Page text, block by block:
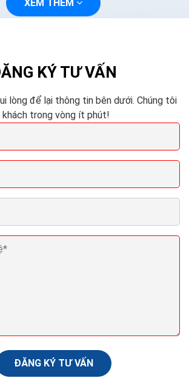
về mặt tài chính và đang cố gắng
XEM THÊM
KÝ TƯ VẤN
lòng để lại thông tin bên dưới. Chúng tôi
khách trong vòng ít phút!
ĐĂNG KÝ TƯ VẤN